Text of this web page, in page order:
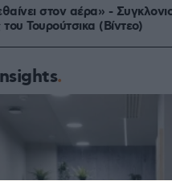
στον αέρα» -
Τουρούτσικα (Βίντεο)